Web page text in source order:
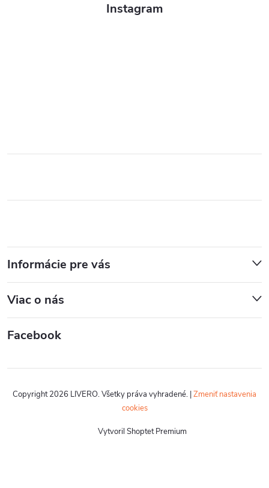
Instagram
Informácie pre vás
Viac o nás
Facebook
Vytvoril Shoptet Premium
Copyright 2026 LIVERO. Všetky práva vyhradené. |Zmeniť nastavenia
cookies